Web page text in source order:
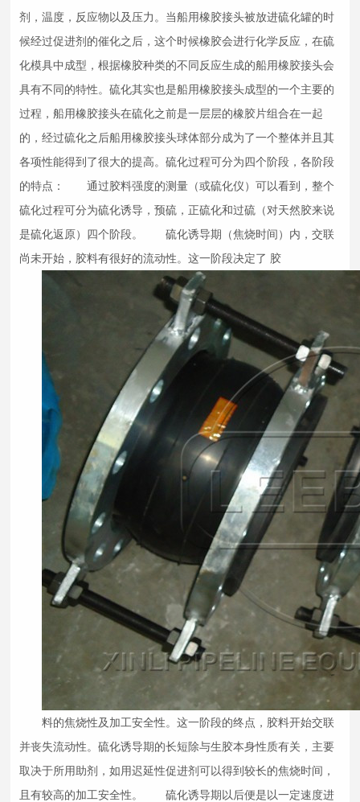
剂，温度，反应物以及压力。当船用橡胶接头被放进硫化罐的时
候经过促进剂的催化之后，这个时候橡胶会进行化学反应，在硫
化模具中成型，根据橡胶种类的不同反应生成的船用橡胶接头会
具有不同的特性。硫化其实也是船用橡胶接头成型的一个主要的
过程，船用橡胶接头在硫化之前是一层层的橡胶片组合在一起
的，经过硫化之后船用橡胶接头球体部分成为了一个整体并且其
各项性能得到了很大的提高。硫化过程可分为四个阶段，各阶段
的特点： 通过胶料强度的测量（或硫化仪）可以看到，整个
硫化过程可分为硫化诱导，预硫，正硫化和过硫（对天然胶来说
是硫化返原）四个阶段。 硫化诱导期（焦烧时间）内，交联
尚未开始，胶料有很好的流动性。这一阶段决定了 胶
料的焦烧性及加工安全性。这一阶段的终点，胶料开始交联
并丧失流动性。硫化诱导期的长短除与生胶本身性质有关，主要
取决于所用助剂，如用迟延性促进剂可以得到较长的焦烧时间，
且有较高的加工安全性。 硫化诱导期以后便是以一定速度进